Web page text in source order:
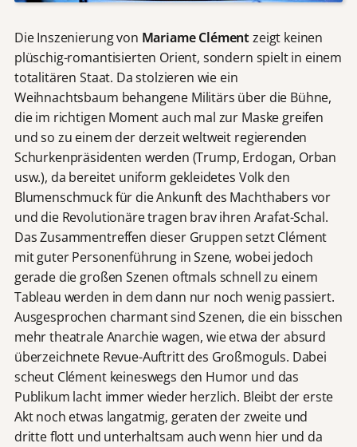
Die Inszenierung von Mariame Clémentzeigt keinen
plüschig-romantisierten Orient, sondern spielt in einem
totalitären Staat. Da stolzieren wie ein
Weihnachtsbaum behangene Militärs über die Bühne,
die im richtigen Moment auch mal zur Maske greifen
und so zu einem der derzeit weltweit regierenden
Schurkenpräsidenten werden (Trump, Erdogan, Orban
usw.), da bereitet uniform gekleidetes Volk den
Blumenschmuck für die Ankunft des Machthabers vor
und die Revolutionäre tragen brav ihren Arafat-Schal.
Das Zusammentreffen dieser Gruppen setzt Clément
mit guter Personenführung in Szene, wobei jedoch
gerade die großen Szenen oftmals schnell zu einem
Tableau werden in dem dann nur noch wenig passiert.
Ausgesprochen charmant sind Szenen, die ein bisschen
mehr theatrale Anarchie wagen, wie etwa der absurd
überzeichnete Revue-Auftritt des Großmoguls. Dabei
scheut Clément keineswegs den Humor und das
Publikum lacht immer wieder herzlich. Bleibt der erste
Akt noch etwas langatmig, geraten der zweite und
dritte flott und unterhaltsam auch wenn hier und da